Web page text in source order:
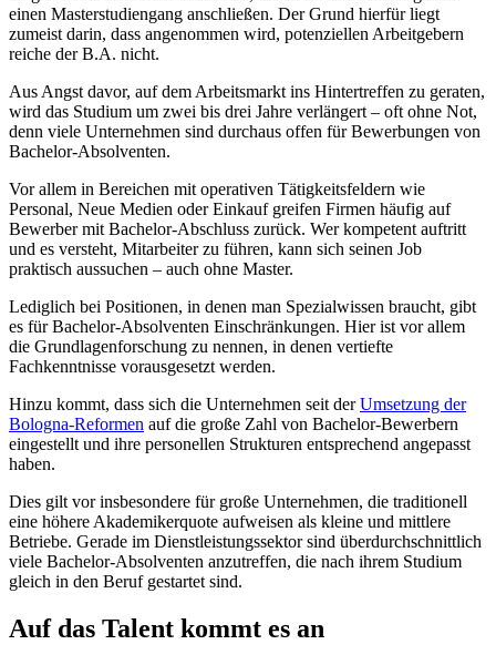
einen Masterstudiengang anschließen. Der Grund hierfür liegt
zumeist darin, dass angenommen wird, potenziellen Arbeitgebern
reiche der B.A. nicht.
Aus Angst davor, auf dem Arbeitsmarkt ins Hintertreffen zu geraten,
wird das Studium um zwei bis drei Jahre verlängert – oft ohne Not,
denn viele Unternehmen sind durchaus offen für Bewerbungen von
Bachelor-Absolventen.
Vor allem in Bereichen mit operativen Tätigkeitsfeldern wie
Personal, Neue Medien oder Einkauf greifen Firmen häufig auf
Bewerber mit Bachelor-Abschluss zurück. Wer kompetent auftritt
und es versteht, Mitarbeiter zu führen, kann sich seinen Job
praktisch aussuchen – auch ohne Master.
Lediglich bei Positionen, in denen man Spezialwissen braucht, gibt
es für Bachelor-Absolventen Einschränkungen. Hier ist vor allem
die Grundlagenforschung zu nennen, in denen vertiefte
Fachkenntnisse vorausgesetzt werden.
Hinzu kommt, dass sich die Unternehmen seit derUmsetzung der
Bologna-Reformen auf die große Zahl von Bachelor-Bewerbern
eingestellt und ihre personellen Strukturen entsprechend angepasst
haben.
Dies gilt vor insbesondere für große Unternehmen, die traditionell
eine höhere Akademikerquote aufweisen als kleine und mittlere
Betriebe. Gerade im Dienstleistungssektor sind überdurchschnittlich
viele Bachelor-Absolventen anzutreffen, die nach ihrem Studium
gleich in den Beruf gestartet sind.
Auf das Talent kommt es an